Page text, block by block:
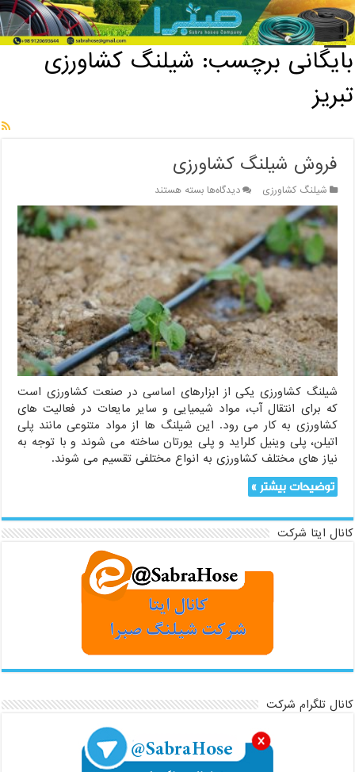
خانه / بایگانی برچسب: شیلنگ کشاورزی تبریز
بایگانی برچسب: شیلنگ کشاورزی
تبریز
فروش شیلنگ کشاورزی
شیلنگ کشاورزی دیدگاه‌هابرای
فروش
شیلنگ
کشاورزی
بسته هستند
شیلنگ کشاورزی یکی از ابزارهای اساسی در صنعت کشاورزی است
که برای انتقال آب، مواد شیمیایی و سایر مایعات در فعالیت های
کشاورزی به کار می رود. این شیلنگ ها از مواد متنوعی مانند پلی
اتیلن، پلی وینیل کلراید و پلی یورتان ساخته می شوند و با توجه به
نیاز های مختلف کشاورزی به انواع مختلفی تقسیم می شوند.
توضیحات بیشتر »
کانال ایتا شرکت
کانال تلگرام شرکت